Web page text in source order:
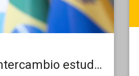
Abren las inscripciones para intercambio estudiantil